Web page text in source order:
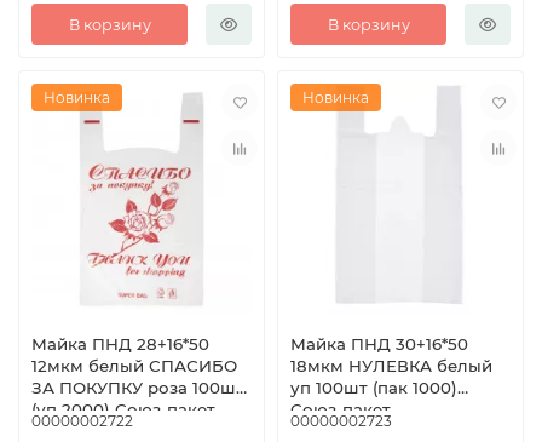
В корзину В корзину
Новинка
Майка ПНД 28+16*50
12мкм белый СПАСИБО
ЗА ПОКУПКУ роза 100шт
(уп 2000) Союз-пакет
00000002722
Новинка
Майка ПНД 30+16*50
18мкм НУЛЕВКА белый
уп 100шт (пак 1000)
Союз-пакет
00000002723